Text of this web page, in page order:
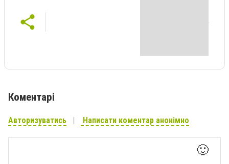
Коментарі
Авторизуватись Написати коментар анонімно
🙂